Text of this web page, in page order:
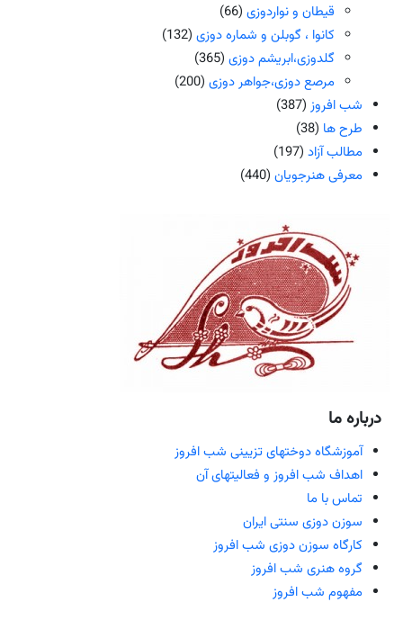
قیطان و نواردوزی (66)
کانوا ، گوبلن و شماره دوزی (132)
گلدوزی،ابریشم دوزی (365)
مرصع دوزی،جواهر دوزی (200)
شب افروز (387)
طرح ها (38)
مطالب آزاد (197)
معرفی هنرجویان (440)
درباره ما
آموزشگاه دوختهای تزیینی شب افروز
اهداف شب افروز و فعالیتهای آن
تماس با ما
سوزن دوزی سنتی ایران
کارگاه سوزن دوزی شب افروز
گروه هنری شب افروز
مفهوم شب افروز